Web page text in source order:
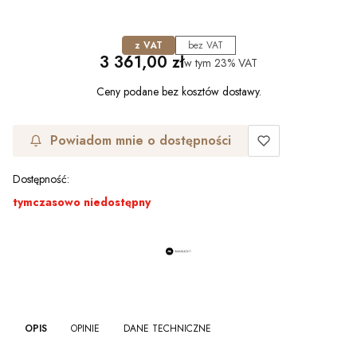
z VAT bez VAT
Cena
3 361,00 złw tym 23% VAT
Ceny podane bez kosztów dostawy.
Powiadom mnie o dostępności
Dostępność:
tymczasowo niedostępny
OPIS OPINIE DANE TECHNICZNE